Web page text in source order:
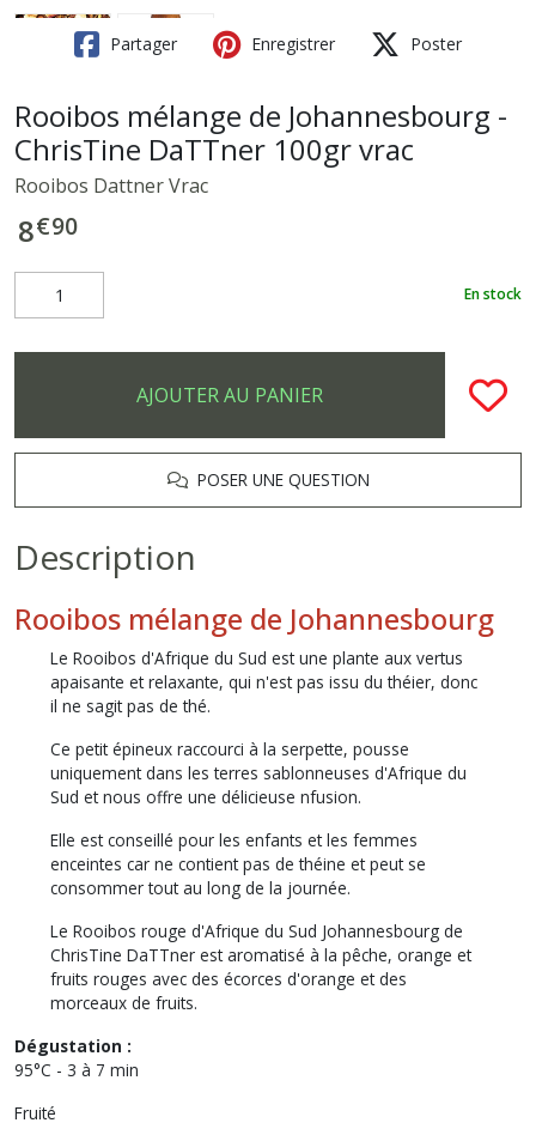
Partager Enregistrer Poster
Rooibos mélange de Johannesbourg -
ChrisTine DaTTner 100gr vrac
Rooibos Dattner Vrac
8€90
En stock
AJOUTER AU PANIER
POSER UNE QUESTION
Description
Rooibos mélange de Johannesbourg
Le Rooibos d'Afrique du Sud est une plante aux vertus
apaisante et relaxante, qui n'est pas issu du théier, donc
il ne sagit pas de thé.
Ce petit épineux raccourci à la serpette, pousse
uniquement dans les terres sablonneuses d'Afrique du
Sud et nous offre une délicieuse nfusion.
Elle est conseillé pour les enfants et les femmes
enceintes car ne contient pas de théine et peut se
consommer tout au long de la journée.
Le Rooibos rouge d'Afrique du Sud Johannesbourg de
ChrisTine DaTTner est aromatisé à la pêche, orange et
fruits rouges avec des écorces d'orange et des
morceaux de fruits.
Dégustation :
95°C - 3 à 7 min
Fruité